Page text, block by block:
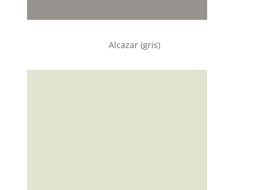
Alcazar (gris)